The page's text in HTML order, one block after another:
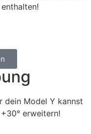
dein Model Y kannst
erweitern!